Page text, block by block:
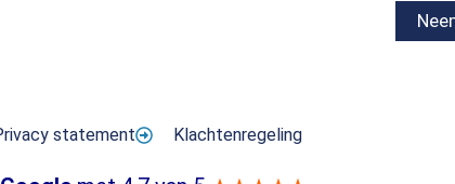
statement Klachtenregeling